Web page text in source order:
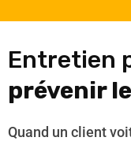
Entretien
prévenir
Quand un client